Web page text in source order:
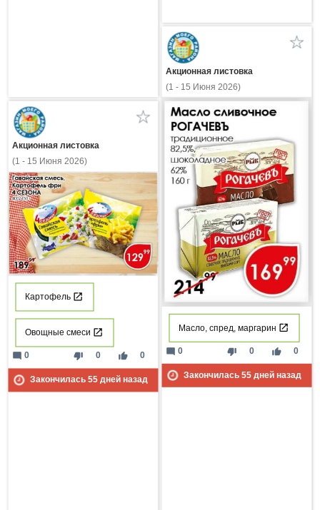
Акционная листовка
(1 - 15 Июня 2026)
Масло, спред, маргарин
thumb_down 0 thumb_up 0
mode_comment 0
Закончилась 55дней назад
Акционная листовка
(1 - 15 Июня 2026)
Картофель
Овощные смеси
thumb_down 0 thumb_up 0
mode_comment 0
Закончилась 55дней назад